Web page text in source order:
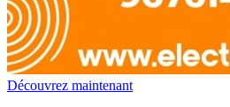
Découvrez maintenant